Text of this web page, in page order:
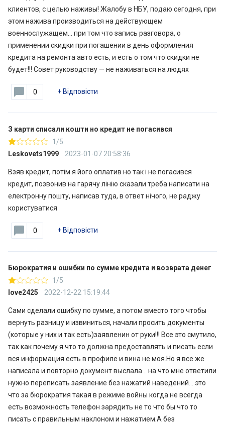
клиентов, с целью наживы! Жалобу в НБУ, подаю сегодня, при
этом нажива производиться на действующем
военнослужащем… при том что запись разговора, о
применении скидки при погашении в день оформления
кредита на ремонта авто есть, и есть о том что скидки не
будет!!! Совет руководству — не наживаться на людях
0 + Відповісти
З карти списали кошти но кредит не погасився
1/5
Leskovets1999
2023-01-07 20:58:36
Взяв кредит, потім я його оплатив но так і не погасився
кредит, позвонив на гарячу лінію сказали треба написати на
електронну пошту, написав туда, в ответ нічого, не раджу
користуватися
0 + Відповісти
Бюрократия и ошибки по сумме кредита и возврата денег
1/5
love2425
2022-12-22 15:19:44
Сами сделали ошибку по сумме, а потом вместо того чтобы
вернуть разницу и извиниться, начали просить документы
(которые у них и так есть)заявленин от руки!!! Все это смутило,
так как почему я что то должна предоставлять и писать если
вся информация есть в профиле и вина не моя.Но я все же
написала и повторно документ выслала… на что мне ответили
нужно переписать заявление без нажатий наведений… это
что за бюрократия такая в режиме войны когда не всегда
есть возможность телефон зарядить не то что бы что то
писать с правильным наклоном и нажатием.А без